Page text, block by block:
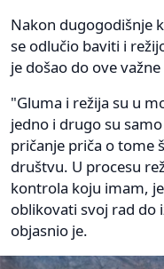
Nakon dugogodišnje
se odlučio baviti i
je došao do ove
"Gluma i režija su u
jedno i drugo su
pričanje priča o tome
društvu. U procesu
kontrola koju imam,
oblikovati svoj rad do
objasnio je.